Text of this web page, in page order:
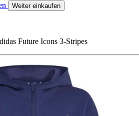
Weiter einkaufen
Future Icons 3-Stripes